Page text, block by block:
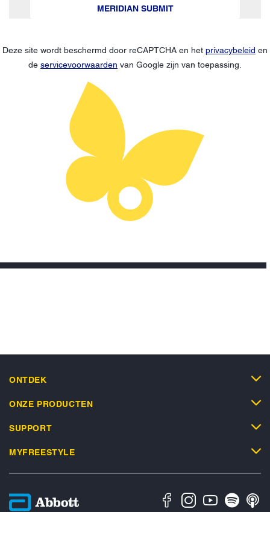
MERIDIAN SUBMIT
Deze site wordt beschermd door reCAPTCHA en het privacybeleid en
de servicevoorwaarden van Google zijn van toepassing.
ONTDEK
ONZE PRODUCTEN
SUPPORT
MYFREESTYLE